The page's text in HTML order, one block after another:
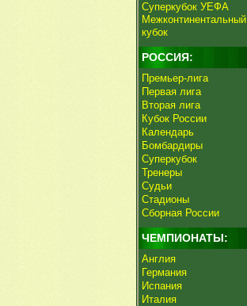
Суперкубок УЕФА
Межконтинентальный
кубок
РОССИЯ:
Премьер-лига
Первая лига
Вторая лига
Кубок России
Календарь
Бомбардиры
Суперкубок
Тренеры
Судьи
Стадионы
Сборная России
ЧЕМПИОНАТЫ:
Англия
Германия
Испания
Италия